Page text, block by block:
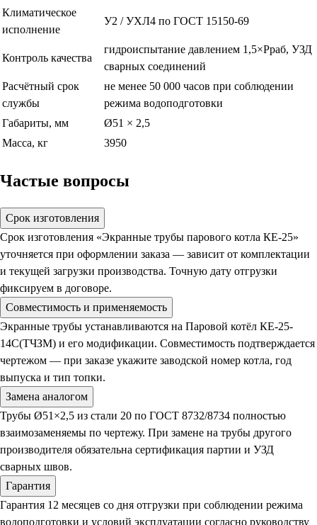
Климатическое
исполнение
У2 / УХЛ4 по ГОСТ 15150-69
Контроль качества
гидроиспытание давлением 1,5×Рраб, УЗД
сварных соединений
Расчётный срок
службы
не менее 50 000 часов при соблюдении
режима водоподготовки
Габариты, мм
Ø51 × 2,5
Масса, кг
3950
Частые вопросы
Срок изготовления
Срок изготовления «Экранные трубы парового котла КЕ-25»
уточняется при оформлении заказа — зависит от комплектации
и текущей загрузки производства. Точную дату отгрузки
фиксируем в договоре.
Совместимость и применяемость
Экранные трубы устанавливаются на Паровой котёл КЕ-25-
14С(ТЧЗМ) и его модификации. Совместимость подтверждается
чертежом — при заказе укажите заводской номер котла, год
выпуска и тип топки.
Замена аналогом
Трубы Ø51×2,5 из стали 20 по ГОСТ 8732/8734 полностью
взаимозаменяемы по чертежу. При замене на трубы другого
производителя обязательна сертификация партии и УЗД
сварных швов.
Гарантия
Гарантия 12 месяцев со дня отгрузки при соблюдении режима
водоподготовки и условий эксплуатации согласно руководству